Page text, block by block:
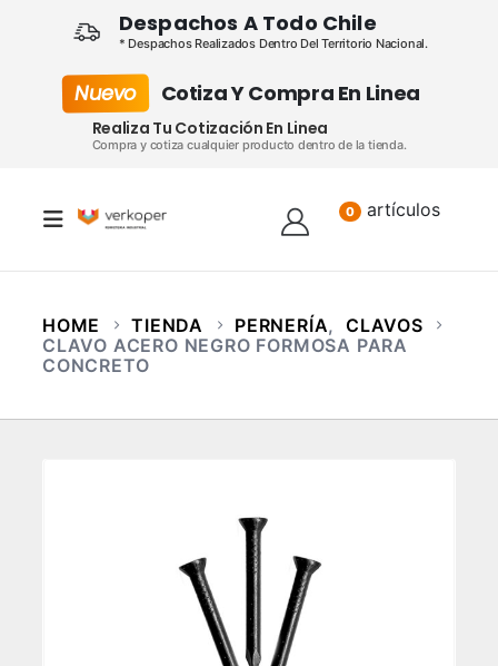
Despachos A Todo Chile
* Despachos Realizados Dentro Del Territorio Nacional.
Nuevo Cotiza Y Compra En Linea
Realiza Tu Cotización En Linea
Compra y cotiza cualquier producto dentro de la tienda.
0 artículos
HOME TIENDA PERNERÍA, CLAVOS
CLAVO ACERO NEGRO FORMOSA PARA
CONCRETO